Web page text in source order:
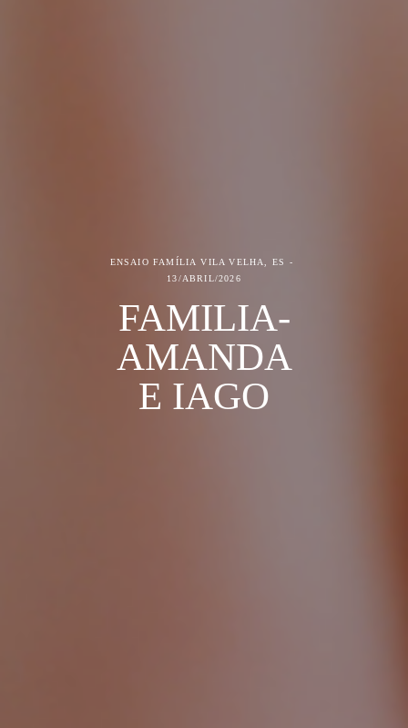
ENSAIO FAMÍLIA VILA VELHA, ES
13/ABRIL/2026
FAMILIA-
AMANDA
E IAGO